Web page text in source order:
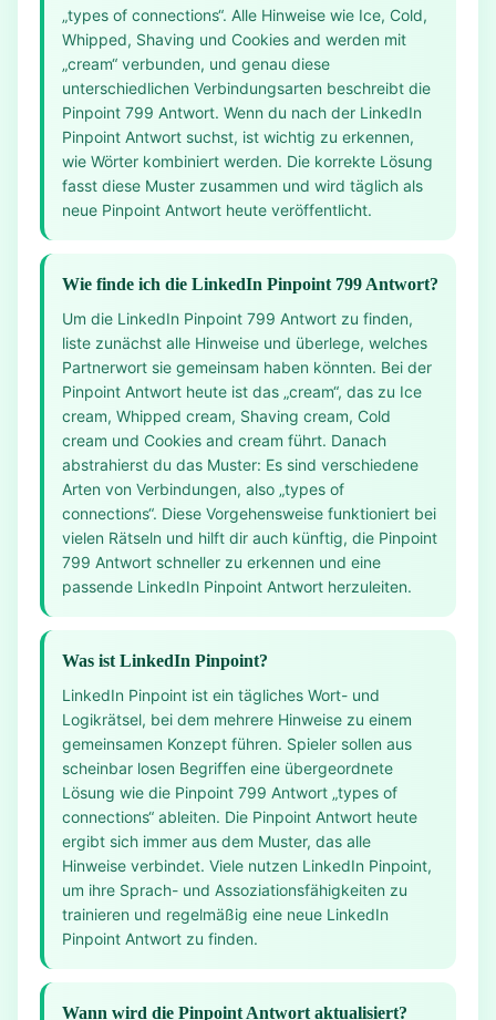
„types of connections“. Alle Hinweise wie Ice, Cold,
Whipped, Shaving und Cookies and werden mit
„cream“ verbunden, und genau diese
unterschiedlichen Verbindungsarten beschreibt die
Pinpoint 799 Antwort. Wenn du nach der LinkedIn
Pinpoint Antwort suchst, ist wichtig zu erkennen,
wie Wörter kombiniert werden. Die korrekte Lösung
fasst diese Muster zusammen und wird täglich als
neue Pinpoint Antwort heute veröffentlicht.
Wie finde ich die LinkedIn Pinpoint 799 Antwort?
Um die LinkedIn Pinpoint 799 Antwort zu finden,
liste zunächst alle Hinweise und überlege, welches
Partnerwort sie gemeinsam haben könnten. Bei der
Pinpoint Antwort heute ist das „cream“, das zu Ice
cream, Whipped cream, Shaving cream, Cold
cream und Cookies and cream führt. Danach
abstrahierst du das Muster: Es sind verschiedene
Arten von Verbindungen, also „types of
connections“. Diese Vorgehensweise funktioniert bei
vielen Rätseln und hilft dir auch künftig, die Pinpoint
799 Antwort schneller zu erkennen und eine
passende LinkedIn Pinpoint Antwort herzuleiten.
Was ist LinkedIn Pinpoint?
LinkedIn Pinpoint ist ein tägliches Wort- und
Logikrätsel, bei dem mehrere Hinweise zu einem
gemeinsamen Konzept führen. Spieler sollen aus
scheinbar losen Begriffen eine übergeordnete
Lösung wie die Pinpoint 799 Antwort „types of
connections“ ableiten. Die Pinpoint Antwort heute
ergibt sich immer aus dem Muster, das alle
Hinweise verbindet. Viele nutzen LinkedIn Pinpoint,
um ihre Sprach- und Assoziationsfähigkeiten zu
trainieren und regelmäßig eine neue LinkedIn
Pinpoint Antwort zu finden.
Wann wird die Pinpoint Antwort aktualisiert?